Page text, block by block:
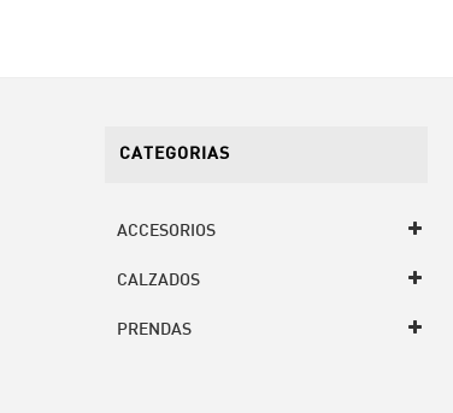
CATEGORIAS
ACCESORIOS
CALZADOS
PRENDAS